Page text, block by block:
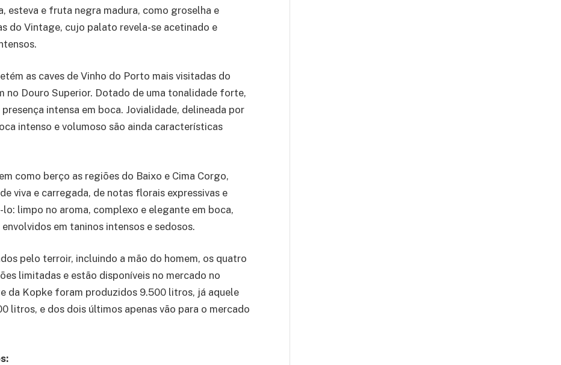
esteva e fruta negra madura, como groselha e
do Vintage, cujo palato revela-se acetinado e
as caves de Vinho do Porto mais visitadas do
no Douro Superior. Dotado de uma tonalidade forte,
intensa em boca. Jovialidade, delineada por
intenso e volumoso são ainda características
como berço as regiões do Baixo e Cima Corgo,
viva e carregada, de notas florais expressivas e
limpo no aroma, complexo e elegante em boca,
em taninos intensos e sedosos.
pelo terroir, incluindo a mão do homem, os quatro
limitadas e estão disponíveis no mercado no
da Kopke foram produzidos 9.500 litros, já aquele
litros, e dos dois últimos apenas vão para o mercado